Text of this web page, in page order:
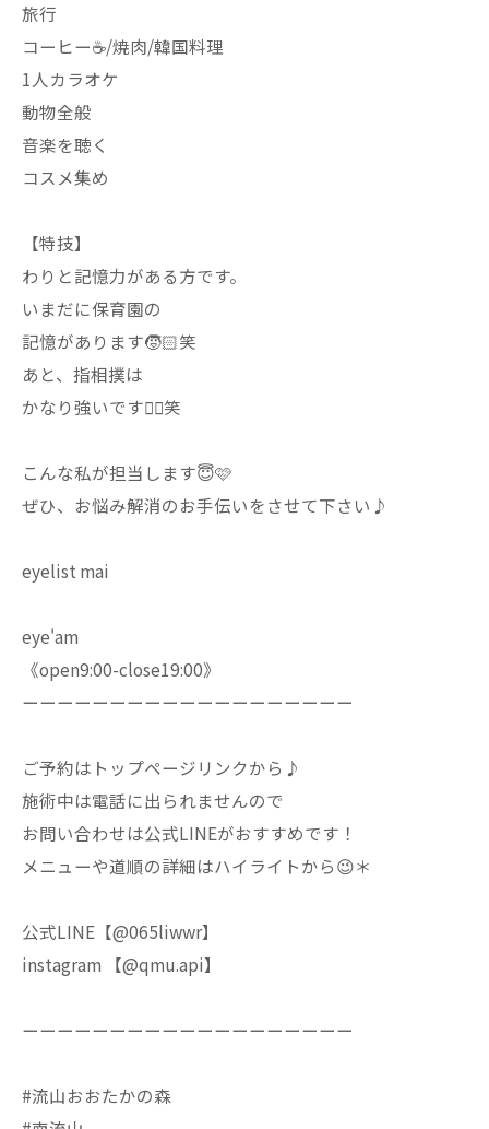
旅行
コーヒー☕️/焼肉/韓国料理
1人カラオケ
動物全般
音楽を聴く
コスメ集め
【特技】
わりと記憶力がある方です。
いまだに保育園の
記憶があります🧒🏻笑
あと、指相撲は
かなり強いです❤️‍🔥笑
こんな私が担当します😇🩷
ぜひ、お悩み解消のお手伝いをさせて下さい♪
eyelist mai
eye'am
《open9:00-close19:00》
ーーーーーーーーーーーーーーーーーーー
ご予約はトップページリンクから♪
施術中は電話に出られませんので
お問い合わせは公式LINEがおすすめです！
メニューや道順の詳細はハイライトから😉＊
公式LINE【@065liwwr】
instagram 【@qmu.api】
ーーーーーーーーーーーーーーーーーーー
#流山おおたかの森